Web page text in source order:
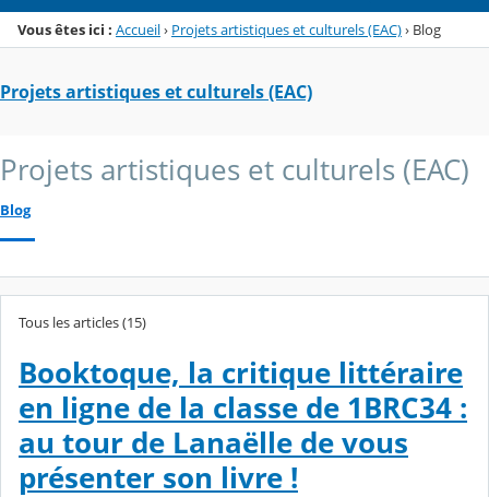
Vous êtes ici : Accueil› Projets artistiques et culturels (EAC)› Blog
Projets artistiques et culturels (EAC)
Projets artistiques et culturels (EAC)
Blog
Tous les articles (15)
Booktoque, la critique littéraire
en ligne de la classe de 1BRC34 :
au tour de Lanaëlle de vous
présenter son livre !